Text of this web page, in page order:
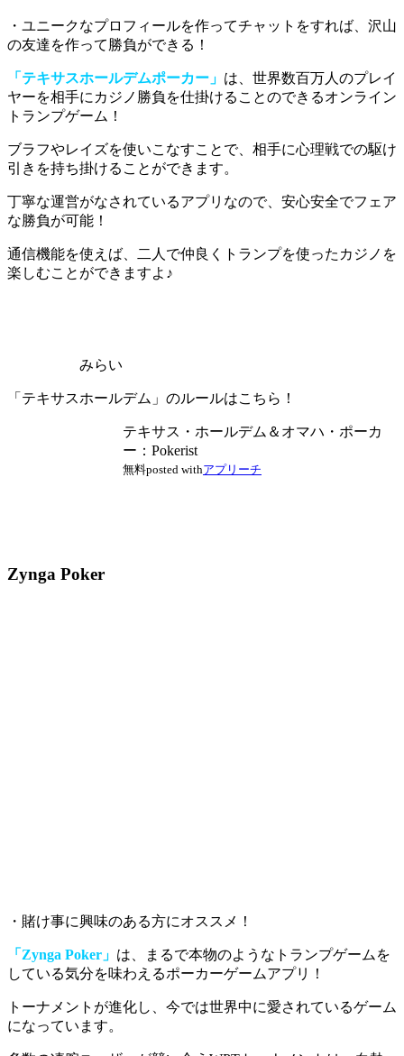
・ユニークなプロフィールを作ってチャットをすれば、沢山
の友達を作って勝負ができる！
「テキサスホールデムポーカー」 は、世界数百万人のプレイ
ヤーを相手にカジノ勝負を仕掛けることのできるオンライン
トランプゲーム！
ブラフやレイズを使いこなすことで、相手に心理戦での駆け
引きを持ち掛けることができます。
丁寧な運営がなされているアプリなので、 安心安全でフェア
な勝負が可能！
通信機能を使えば、 二人で仲良くトランプを使ったカジノ を
楽しむことができますよ♪
みらい
「テキサスホールデム」のルールはこちら！
テキサス・ホールデム＆オマハ・ポーカ
ー：Pokerist
無料posted withアプリーチ
Zynga Poker
・賭け事に興味のある方にオススメ！
「Zynga Poker」 は、まるで本物のようなトランプゲームを
している気分を味わえるポーカーゲームアプリ！
トーナメントが進化し、今では世界中に愛されているゲーム
になっています。